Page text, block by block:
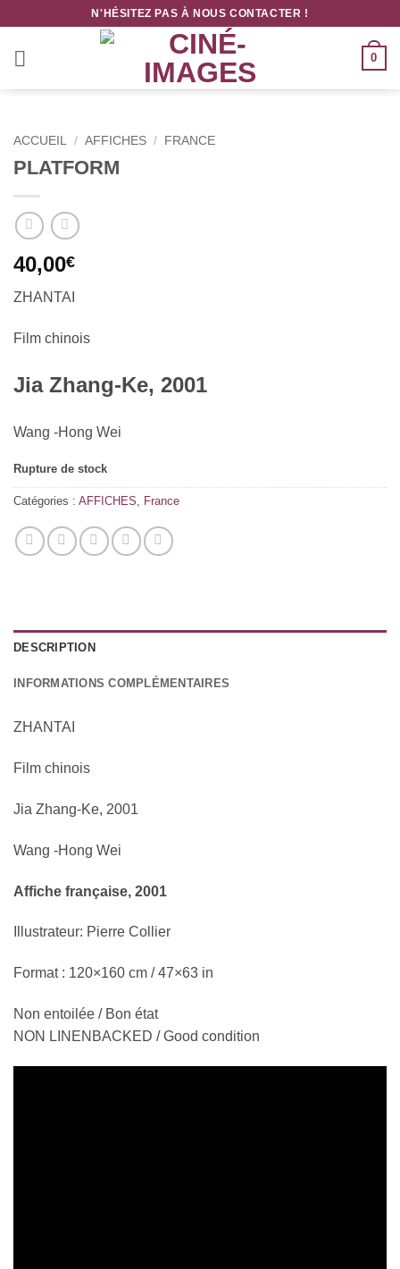
contenu
N'HÉSITEZ PAS À NOUS CONTACTER !
0
ACCUEIL / AFFICHES / FRANCE
PLATFORM
40,00€
ZHANTAI
Film chinois
Jia Zhang-Ke, 2001
Wang -Hong Wei
Rupture de stock
Catégories : AFFICHES, France
DESCRIPTION
INFORMATIONS COMPLÉMENTAIRES
ZHANTAI
Film chinois
Jia Zhang-Ke, 2001
Wang -Hong Wei
Affiche française, 2001
Illustrateur: Pierre Collier
Format : 120×160 cm / 47×63 in
Non entoilée / Bon état
NON LINENBACKED / Good condition